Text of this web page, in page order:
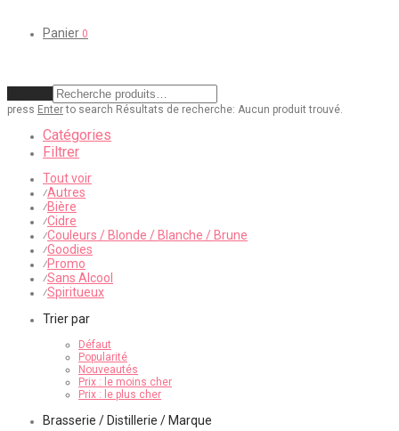
Panier 0
press Enterto search Résultats de recherche: Aucun produit trouvé.
Catégories
Filtrer
Tout voir
⁄Autres
⁄Bière
⁄Cidre
⁄Couleurs / Blonde / Blanche / Brune
⁄Goodies
⁄Promo
⁄Sans Alcool
⁄Spiritueux
Trier par
Défaut
Popularité
Nouveautés
Prix : le moins cher
Prix : le plus cher
Brasserie / Distillerie / Marque